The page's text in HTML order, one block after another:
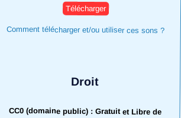
Comment télécharger et/ou utiliser ces sons ?
Droit
CC0 (domaine public) : Gratuit et Libre de